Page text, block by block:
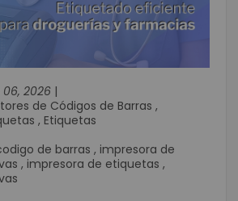
2026 |
de Códigos de Barras ,
, Etiquetas
de barras , impresora de
, impresora de etiquetas ,